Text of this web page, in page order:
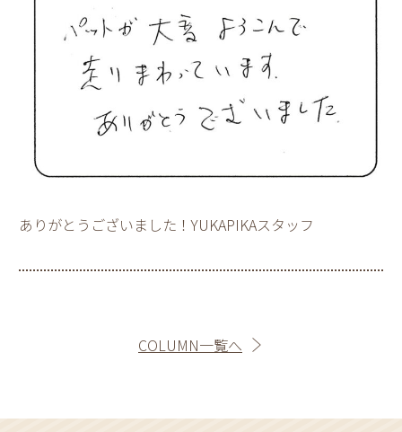
ありがとうございました！YUKAPIKAスタッフ
COLUMN一覧へ